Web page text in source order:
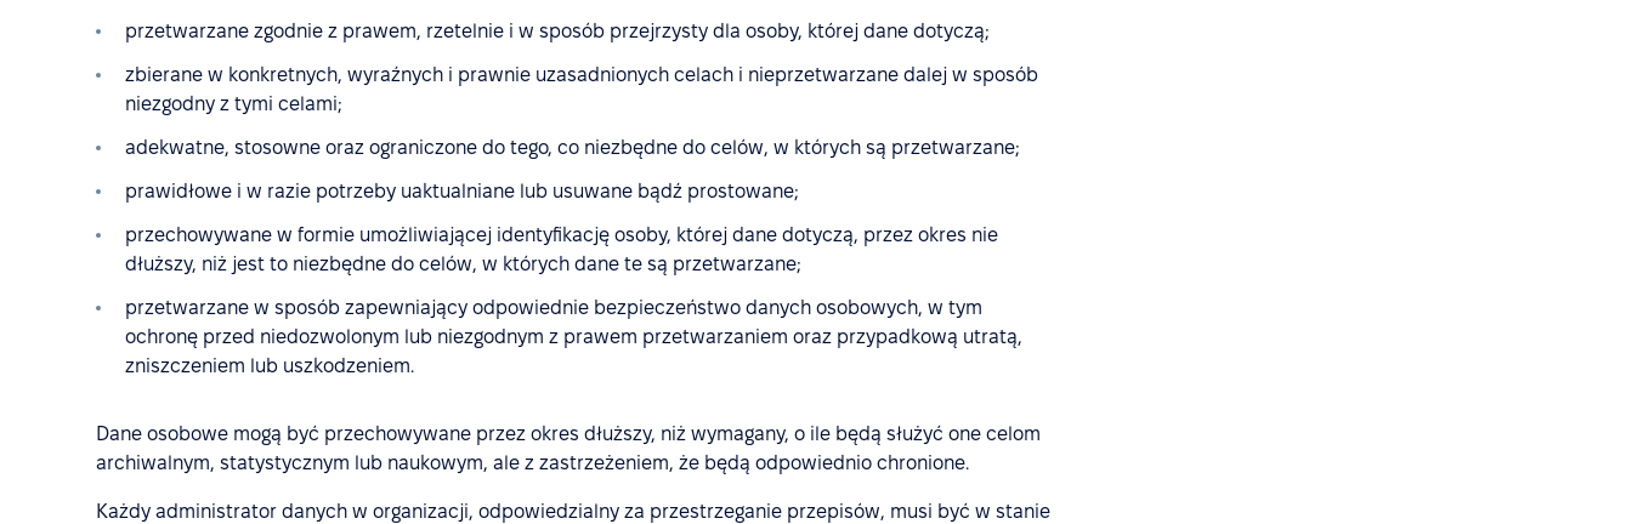
przetwarzane zgodnie z prawem, rzetelnie i w sposób przejrzysty dla osoby, której dane dotyczą;
zbierane w konkretnych, wyraźnych i prawnie uzasadnionych celach i nieprzetwarzane dalej w sposób
niezgodny z tymi celami;
adekwatne, stosowne oraz ograniczone do tego, co niezbędne do celów, w których są przetwarzane;
prawidłowe i w razie potrzeby uaktualniane lub usuwane bądź prostowane;
przechowywane w formie umożliwiającej identyfikację osoby, której dane dotyczą, przez okres nie
dłuższy, niż jest to niezbędne do celów, w których dane te są przetwarzane;
przetwarzane w sposób zapewniający odpowiednie bezpieczeństwo danych osobowych, w tym
ochronę przed niedozwolonym lub niezgodnym z prawem przetwarzaniem oraz przypadkową utratą,
zniszczeniem lub uszkodzeniem.
Dane osobowe mogą być przechowywane przez okres dłuższy, niż wymagany, o ile będą służyć one celom
archiwalnym, statystycznym lub naukowym, ale z zastrzeżeniem, że będą odpowiednio chronione.
Każdy administrator danych w organizacji, odpowiedzialny za przestrzeganie przepisów, musi być w stanie